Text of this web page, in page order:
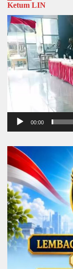
Ketum LIN
Video
Player
00:00